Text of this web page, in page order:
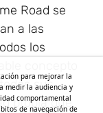
Road se
a las
los
sus
propia que
para mejorar la
medir la audiencia y
comportamental
de navegación de